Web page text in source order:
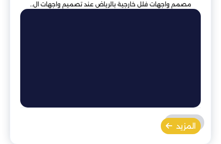
مصمم واجهات فلل خارجية بالرياض عند تصميم واجهات ال..
المزيد